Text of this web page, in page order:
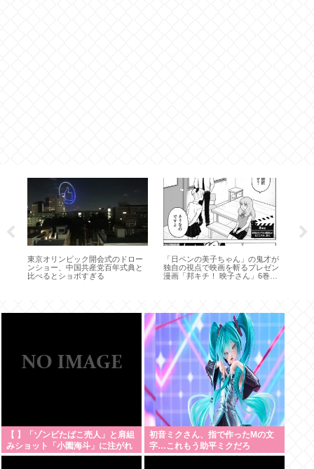
東京オリンピック開会式のドロー
ンショー、中国共産党百年式典と
比べるとショボすぎる
「日ペンの美子ちゃん」の鬼才が
独自の視点で映画を斬るプレゼン
漫画「邦キチ！ 映子さん」6巻発
【 】「ゾンビたばこ売人」と肩組
みショット「小園海斗」に注がれ
る”厳しい視線” 「レギュラー剥奪
初音ミクさん、指で作ったMの文
字…これもう助平ミクだろ